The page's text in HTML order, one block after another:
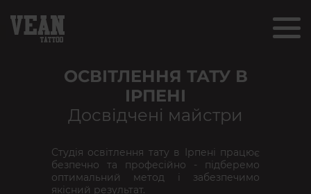
ОСВІТЛЕННЯ ТАТУ В
ІРПЕНІ
Досвідчені майстри
Студія освітлення тату в Ірпені працює
безпечно та професійно - підберемо
оптимальний метод і забезпечимо
якісний результат.